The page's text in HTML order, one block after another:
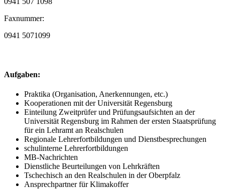
Faxnummer:
0941 5071099
Aufgaben:
Praktika (Organisation, Anerkennungen, etc.)
Kooperationen mit der Universität Regensburg
Einteilung Zweitprüfer und Prüfungsaufsichten an der
Universität Regensburg im Rahmen der ersten Staatsprüfung
für ein Lehramt an Realschulen
Regionale Lehrerfortbildungen und Dienstbesprechungen
schulinterne Lehrerfortbildungen
MB-Nachrichten
Dienstliche Beurteilungen von Lehrkräften
Tschechisch an den Realschulen in der Oberpfalz
Ansprechpartner für Klimakoffer